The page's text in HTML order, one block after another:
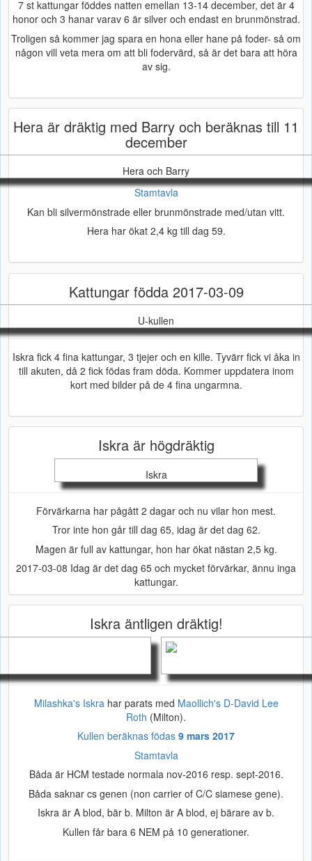
7 st kattungar föddes natten emellan 13-14 december, det är 4
honor och 3 hanar varav 6 är silver och endast en brunmönstrad.
Troligen så kommer jag spara en hona eller hane på foder- så om
någon vill veta mera om att bli fodervärd, så är det bara att höra
av sig.
Hera är dräktig med Barry och beräknas till 11
december
Hera och Barry
Stamtavla
Kan bli silvermönstrade eller brunmönstrade med/utan vitt.
Hera har ökat 2,4 kg till dag 59.
Kattungar födda 2017-03-09
U-kullen
Iskra fick 4 fina kattungar, 3 tjejer och en kille. Tyvärr fick vi åka in
till akuten, då 2 fick födas fram döda. Kommer uppdatera inom
kort med bilder på de 4 fina ungarmna.
Iskra är högdräktig
Iskra
Förvärkarna har pågått 2 dagar och nu vilar hon mest.
Tror inte hon går till dag 65, idag är det dag 62.
Magen är full av kattungar, hon har ökat nästan 2,5 kg.
2017-03-08 Idag är det dag 65 och mycket förvärkar, ännu inga
kattungar.
Iskra äntligen dräktig!
Milashka's Iskra har parats med Maollich's D-David Lee
Roth (Milton).
Kullen beräknas födas 9 mars 2017
Stamtavla
Båda är HCM testade normala nov-2016 resp. sept-2016.
Båda saknar cs genen (non carrier of C/C siamese gene).
Iskra är A blod, bär b. Milton är A blod, ej bärare av b.
Kullen får bara 6 NEM på 10 generationer.